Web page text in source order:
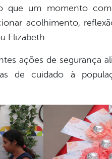
que um momento
acolhimento,
Elizabeth.
ações de segurança
de cuidado à